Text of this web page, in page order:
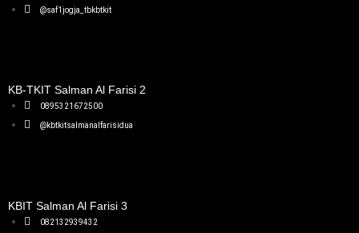
@saf1jogja_tbkbtkit
KB-TKIT Salman Al Farisi 2​
0895321672500
@kbtkitsalmanalfarisidua
KBIT Salman Al Farisi 3​
082132939432